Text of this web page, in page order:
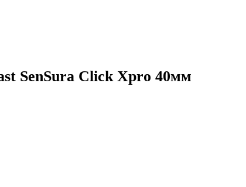
SenSura Click Xpro 40мм